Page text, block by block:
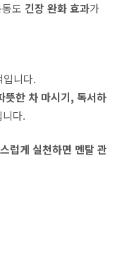
도 긴장 완화 효과가
니다.
뜻한 차 마시기, 독서하
다.
럽게 실천하면 멘탈 관